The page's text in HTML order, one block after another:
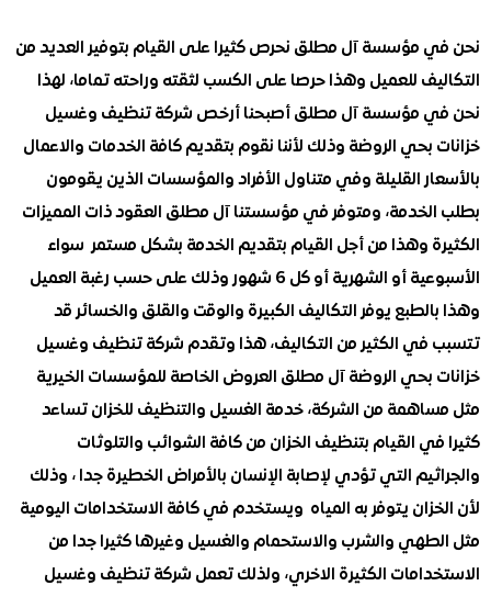
مؤسسة آل مطلق نحرص كثيرا على القيام بتوفير العديد من
للعميل وهذا حرصا على الكسب لثقته وراحته تماما، لهذا
مؤسسة آل مطلق أصبحنا أرخص شركة تنظيف وغسيل
بحي الروضة وذلك لأننا نقوم بتقديم كافة الخدمات والاعمال
القليلة وفي متناول الأفراد والمؤسسات الذين يقومون
ومتوفر في مؤسستنا آل مطلق العقود ذات المميزات
وهذا من أجل القيام بتقديم الخدمة بشكل مستمر سواء
الأسبوعية أو الشهرية أو كل 6 شهور وذلك على حسب رغبة العميل
يوفر التكاليف الكبيرة والوقت والقلق والخسائر قد
الكثير من التكاليف، هذا وتقدم شركة تنظيف وغسيل
بحي الروضة آل مطلق العروض الخاصة للمؤسسات الخيرية
من الشركة، خدمة الغسيل والتنظيف للخزان تساعد
القيام بتنظيف الخزان من كافة الشوائب والتلوثات
التي تؤدي لإصابة الإنسان بالأمراض الخطيرة جدا ، وذلك
يتوفر به المياه ويستخدم في كافة الاستخدامات اليومية
والشرب والاستحمام والغسيل وغيرها كثيرا جدا من
الكثيرة الاخري، ولذلك تعمل شركة تنظيف وغسيل